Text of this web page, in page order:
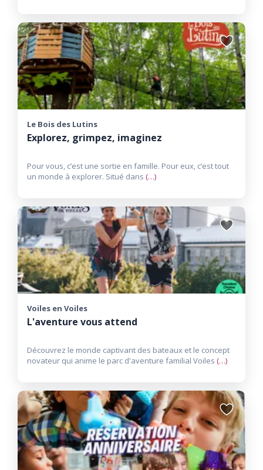
Ajouter
aux
favoris
Le Bois des Lutins
Explorez, grimpez, imaginez
Pour vous, c’est une sortie en famille. Pour eux, c’est tout
un monde à explorer. Situé dans (…)
Ajouter
aux
favoris
Voiles en Voiles
L'aventure vous attend
Découvrez le monde captivant des bateaux et le concept
novateur qui anime le parc d'aventure familial Voiles (…)
Ajouter
aux
favoris